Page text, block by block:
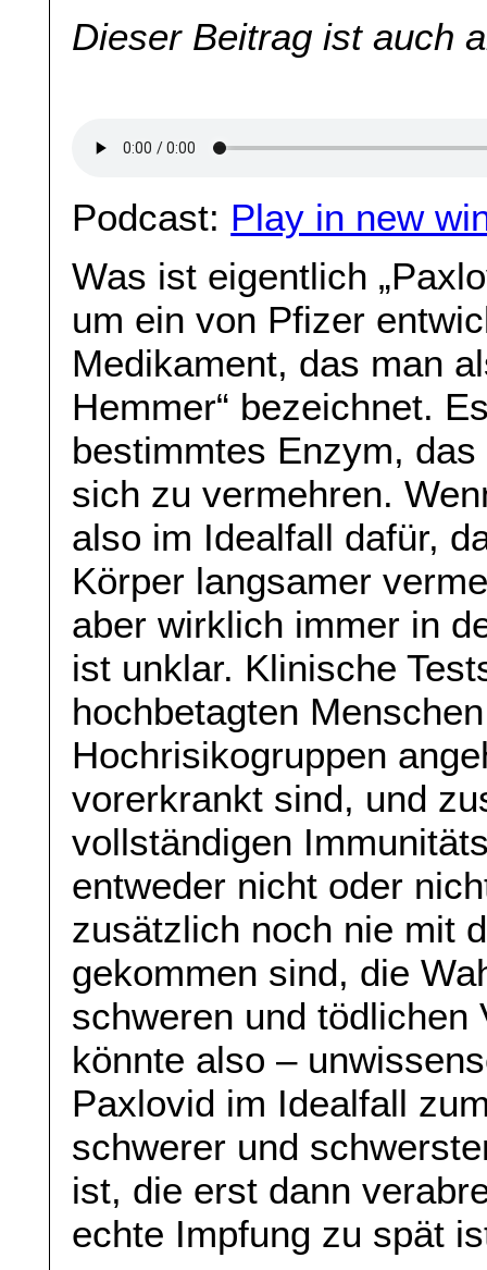
Dieser Beitrag ist auch
Podcast: Play in new
Was ist eigentlich
um ein von Pfizer
Medikament, das man
Hemmer“ bezeichnet.
bestimmtes Enzym,
sich zu vermehren.
also im Idealfall dafür,
Körper langsamer
aber wirklich immer in
ist unklar. Klinische
hochbetagten
Hochrisikogruppen
vorerkrankt sind, und
vollständigen
entweder nicht oder
zusätzlich noch nie mit
gekommen sind, die
schweren und tödlichen
könnte also –
Paxlovid im Idealfall
schwerer und
ist, die erst dann
echte Impfung zu spät